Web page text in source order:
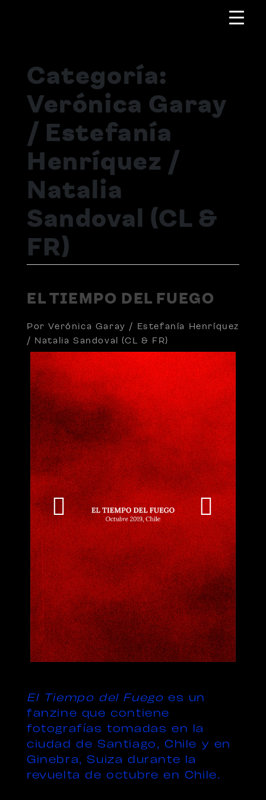
Categoría:
Verónica Garay
/ Estefanía
Henríquez /
Natalia
Sandoval (CL &
FR)
EL TIEMPO DEL FUEGO
Por Verónica Garay / Estefanía Henríquez
/ Natalia Sandoval (CL & FR)
El Tiempo del Fuego es un
fanzine que contiene
fotografías tomadas en la
ciudad de Santiago, Chile y en
Ginebra, Suiza durante la
revuelta de octubre en Chile.